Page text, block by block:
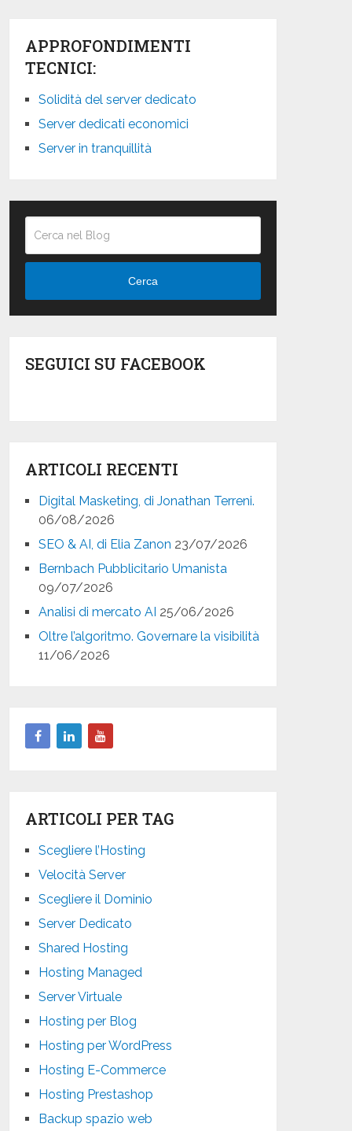
APPROFONDIMENTI
TECNICI:
Solidità del server dedicato
Server dedicati economici
Server in tranquillità
Cerca
SEGUICI SU FACEBOOK
ARTICOLI RECENTI
Digital Masketing, di Jonathan Terreni.
06/08/2026
SEO & AI, di Elia Zanon 23/07/2026
Bernbach Pubblicitario Umanista
09/07/2026
Analisi di mercato AI 25/06/2026
Oltre l’algoritmo. Governare la visibilità
11/06/2026
ARTICOLI PER TAG
Scegliere l’Hosting
Velocità Server
Scegliere il Dominio
Server Dedicato
Shared Hosting
Hosting Managed
Server Virtuale
Hosting per Blog
Hosting per WordPress
Hosting E-Commerce
Hosting Prestashop
Backup spazio web